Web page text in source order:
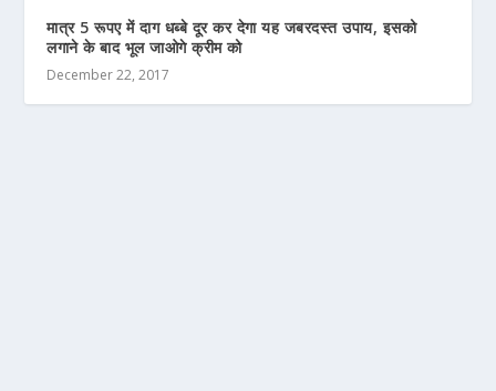
मात्र 5 रूपए में दाग धब्बे दूर कर देगा यह जबरदस्त उपाय, इसको
लगाने के बाद भूल जाओगे क्रीम को
December 22, 2017